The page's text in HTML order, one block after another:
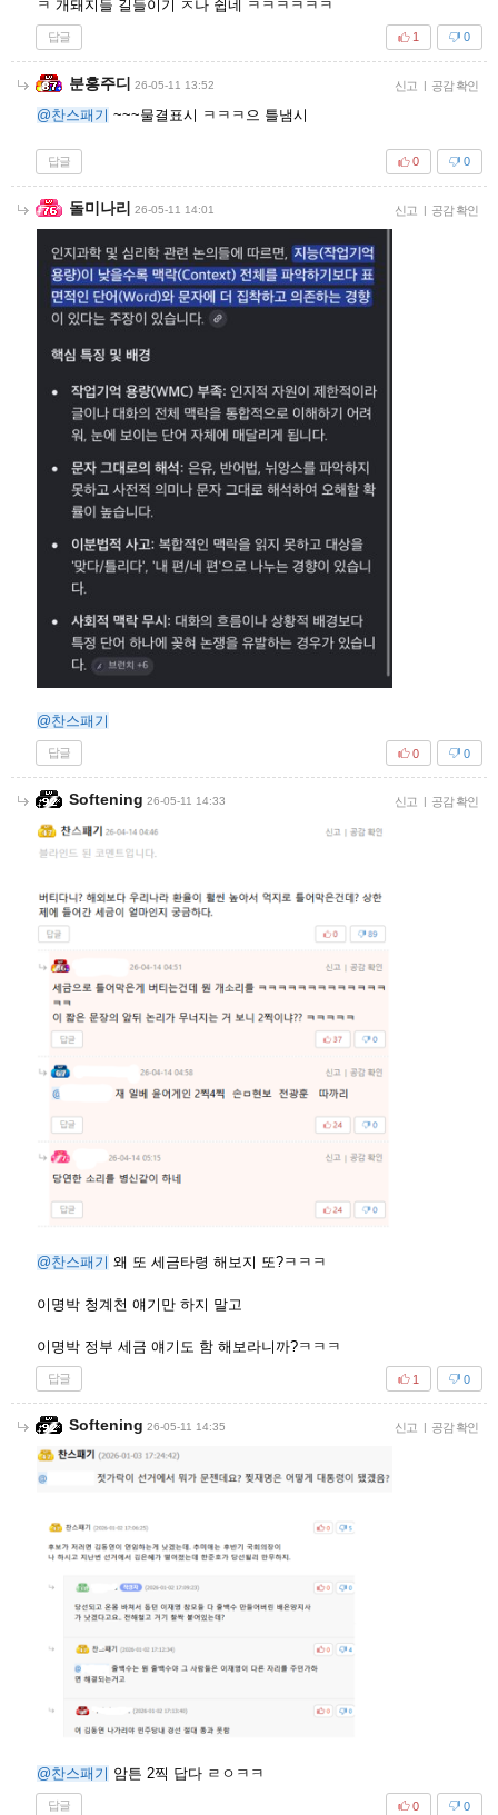
ㅋ 개돼지들 길들이기 ㅈ나 쉽네 ㅋㅋㅋㅋㅋㅋ
답글 0
1
분홍주디 26-05-11 13:52 신고 | 공감 확인
@찬스패기 ~~~물결표시 ㅋㅋㅋ으 틀냄시
답글 0
0
돌미나리 26-05-11 14:01 신고 | 공감 확인
@찬스패기
답글 0
0
Softening 26-05-11 14:33 신고 | 공감 확인
@찬스패기 왜 또 세금타령 해보지 또?ㅋㅋㅋ
이명박 청계천 얘기만 하지 말고
이명박 정부 세금 얘기도 함 해보라니까?ㅋㅋㅋ
답글 0
1
Softening 26-05-11 14:35 신고 | 공감 확인
@찬스패기 암튼 2찍 답다 ㄹㅇㅋㅋ
답글 0
0